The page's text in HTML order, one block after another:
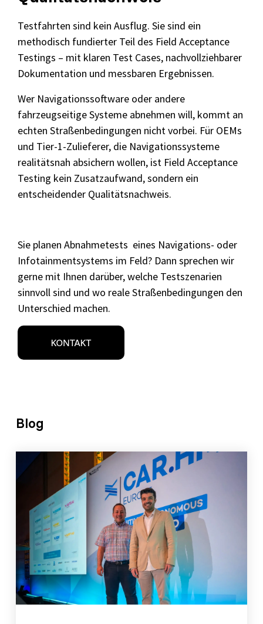
Testfahrten sind kein Ausflug. Sie sind ein
methodisch fundierter Teil des Field Acceptance
Testings – mit klaren Test Cases, nachvollziehbarer
Dokumentation und messbaren Ergebnissen.
Wer Navigationssoftware oder andere
fahrzeugseitige Systeme abnehmen will, kommt an
echten Straßenbedingungen nicht vorbei. Für OEMs
und Tier-1-Zulieferer, die Navigationssysteme
realitätsnah absichern wollen, ist Field Acceptance
Testing kein Zusatzaufwand, sondern ein
entscheidender Qualitätsnachweis.
Sie planen Abnahmetests eines Navigations- oder
Infotainmentsystems im Feld? Dann sprechen wir
gerne mit Ihnen darüber, welche Testszenarien
sinnvoll sind und wo reale Straßenbedingungen den
Unterschied machen.
Blog